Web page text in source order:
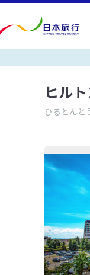
ヒル
ひるとんと